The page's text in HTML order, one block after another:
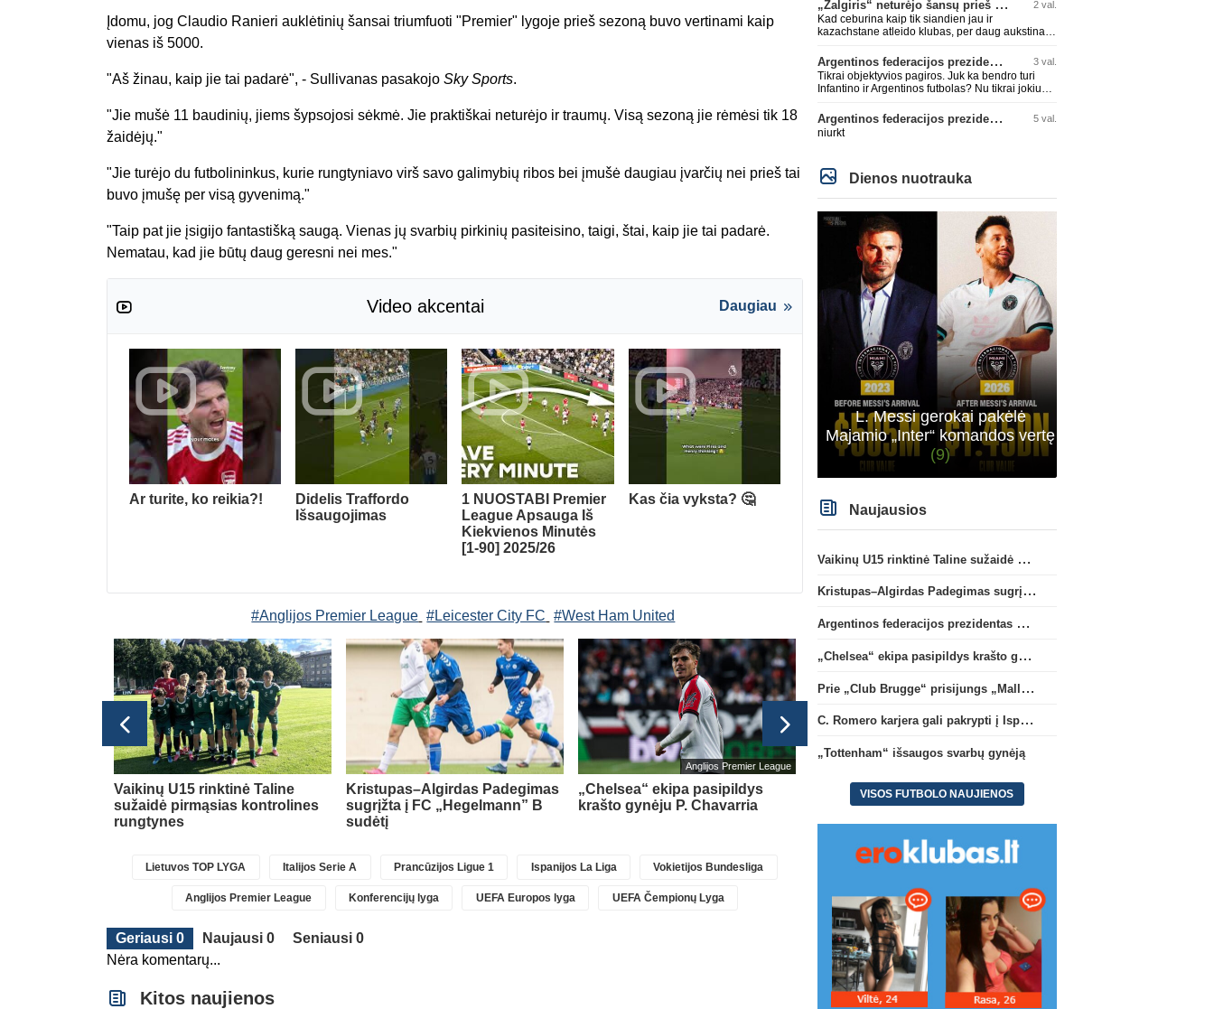
Įdomu, jog Claudio Ranieri auklėtinių šansai triumfuoti "Premier" lygoje prieš sezoną buvo vertinami kaip
vienas iš 5000.
"Aš žinau, kaip jie tai padarė", - Sullivanas pasakojo Sky Sports.
"Jie mušė 11 baudinių, jiems šypsojosi sėkmė. Jie praktiškai neturėjo ir traumų. Visą sezoną jie rėmėsi tik 18
žaidėjų."
"Jie turėjo du futbolininkus, kurie rungtyniavo virš savo galimybių ribos bei įmušė daugiau įvarčių nei prieš tai
buvo įmušę per visą gyvenimą."
"Taip pat jie įsigijo fantastišką saugą. Vienas jų svarbių pirkinių pasiteisino, taigi, štai, kaip jie tai padarė.
Nematau, kad jie būtų daug geresni nei mes."
Video akcentai Daugiau
Ar turite, ko reikia?!
Didelis Traffordo
Išsaugojimas
1 NUOSTABI Premier
League Apsauga Iš
Kiekvienos Minutės
[1-90] 2025/26
Kas čia vyksta? 🤔
#Anglijos Premier League #Leicester City FC #West Ham United
Vaikinų U15 rinktinė Taline
sužaidė pirmąsias kontrolines
rungtynes
Kristupas–Algirdas Padegimas
sugrįžta į FC „Hegelmann” B
sudėtį
Anglijos Premier League
„Chelsea“ ekipa pasipildys
krašto gynėju P. Chavarria
Prie „Club Brugge“ prisijungs
„Mallorca“ klube atsiskleidęs J.
Virgili
Lietuvos TOP LYGA Italijos Serie A Prancūzijos Ligue 1 Ispanijos La Liga Vokietijos Bundesliga
Anglijos Premier League Konferencijų lyga UEFA Europos lyga UEFA Čempionų Lyga
Geriausi 0 Naujausi 0
Seniausi 0
Nėra komentarų...
Kitos naujienos
„Žalgiris“ neturėjo šansų prieš „Hajduk“ 2 val.
Kad ceburina kaip tik siandien jau ir
kazachstane atleido klubas, per daug aukstinat
Argentinos federacijos prezidentas C. Tapia negailėjo pagyrų G. Infantino 3 val.
Tikrai objektyvios pagiros. Juk ka bendro turi
Infantino ir Argentinos futbolas? Nu tikrai jokiu
Argentinos federacijos prezidentas C. Tapia negailėjo pagyrų G. Infantino 5 val.
niurkt
Dienos nuotrauka
L. Messi gerokai pakėlė
Majamio „Inter“ komandos vertę
(9)
Naujausios
Vaikinų U15 rinktinė Taline sužaidė pirmąsias kontrolines rungtynes
Kristupas–Algirdas Padegimas sugrįžta į FC „Hegelmann” B sudėtį
Argentinos federacijos prezidentas C. Tapia negailėjo pagyrų G. Infantino
„Chelsea“ ekipa pasipildys krašto gynėju P. Chavarria
Prie „Club Brugge“ prisijungs „Mallorca“ klube atsiskleidęs J. Virgili
C. Romero karjera gali pakrypti į Ispaniją
„Tottenham“ išsaugos svarbų gynėją
VISOS FUTBOLO NAUJIENOS